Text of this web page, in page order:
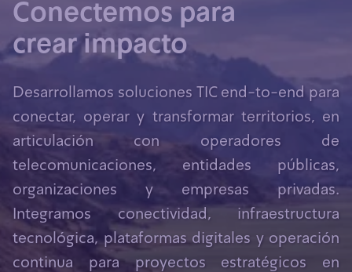
Conectemos para
crear impacto
Desarrollamos soluciones TIC end-to-end para
conectar, operar y transformar territorios, en
articulación con operadores de
telecomunicaciones, entidades públicas,
organizaciones y empresas privadas.
Integramos conectividad, infraestructura
tecnológica, plataformas digitales y operación
continua para proyectos estratégicos en